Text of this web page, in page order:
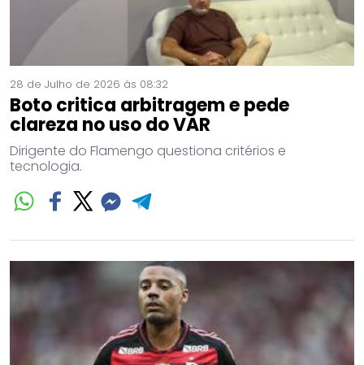
28 de Julho de 2026 às 08:32
Boto critica arbitragem e pede
clareza no uso do VAR
Dirigente do Flamengo questiona critérios e
tecnologia.